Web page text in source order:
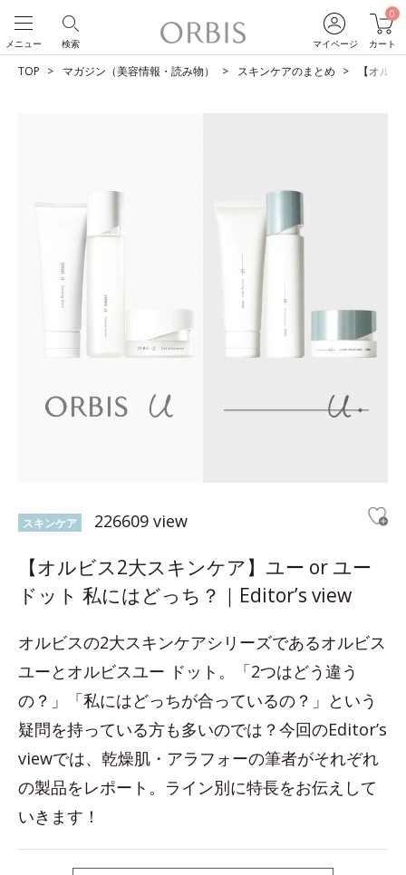
マイページ
0
カート
検索
メニュー
TOP マガジン（美容情報・読み物） スキンケアのまとめ 【オル
スキンケア 226609 view
【オルビス2大スキンケア】ユー or ユー
ドット 私にはどっち？｜Editor’s view
オルビスの2大スキンケアシリーズであるオルビス
ユーとオルビスユー ドット。「2つはどう違う
の？」「私にはどっちが合っているの？」という
疑問を持っている方も多いのでは？今回のEditor’s
viewでは、乾燥肌・アラフォーの筆者がそれぞれ
の製品をレポート。ライン別に特長をお伝えして
いきます！